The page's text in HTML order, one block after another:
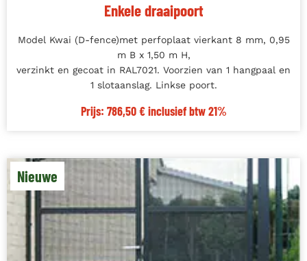
Enkele draaipoort
Model Kwai (D-fence)met perfoplaat vierkant 8 mm, 0,95
m B x 1,50 m H,
verzinkt en gecoat in RAL7021. Voorzien van 1 hangpaal en
1 slotaanslag. Linkse poort.
Prijs: 786,50 € inclusief btw 21%
Nieuwe